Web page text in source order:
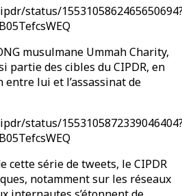
status/
musulmane Ummah Charity,
partie des cibles du CIPDR, en
lui et l’assassinat de
status/
cette série de tweets, le CIPDR
notamment sur les réseaux